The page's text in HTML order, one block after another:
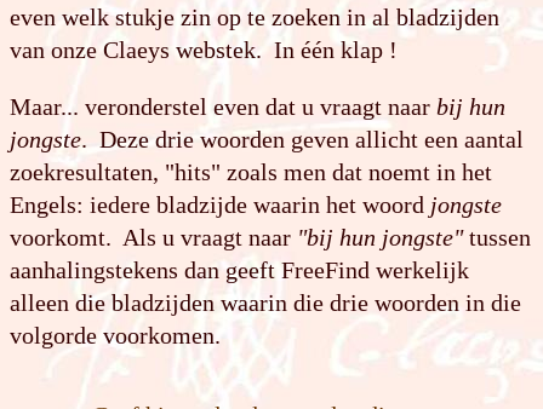
even welk stukje zin op te zoeken in al bladzijden
van onze Claeys webstek. In één klap !
Maar... veronderstel even dat u vraagt naar bij hun
jongste. Deze drie woorden geven allicht een aantal
zoekresultaten, "hits" zoals men dat noemt in het
Engels: iedere bladzijde waarin het woord jongste
voorkomt. Als u vraagt naar "bij hun jongste"tussen
aanhalingstekens dan geeft FreeFind werkelijk
alleen die bladzijden waarin die drie woorden in die
volgorde voorkomen.